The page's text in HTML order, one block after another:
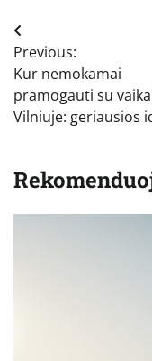
Navigacija
tarp
įrašų
Previous:
Kur nemokamai
pramogauti su
Vilniuje: geriausios